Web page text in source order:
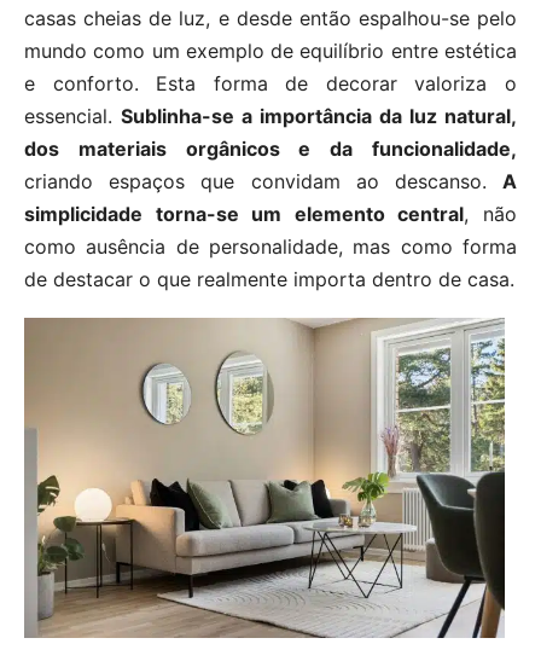
casas cheias de luz, e desde então espalhou-se pelo
mundo como um exemplo de equilíbrio entre estética
e conforto. Esta forma de decorar valoriza o
essencial. Sublinha-se a importância da luz natural,
dos materiais orgânicos e da funcionalidade,
criando espaços que convidam ao descanso. A
simplicidade torna-se um elemento central, não
como ausência de personalidade, mas como forma
de destacar o que realmente importa dentro de casa.